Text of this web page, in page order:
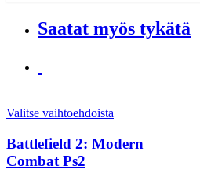
Saatat myös tykätä
Valitse vaihtoehdoista
Battlefield 2: Modern
Combat Ps2